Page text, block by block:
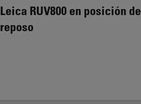
Leica RUV800 en posición de
reposo